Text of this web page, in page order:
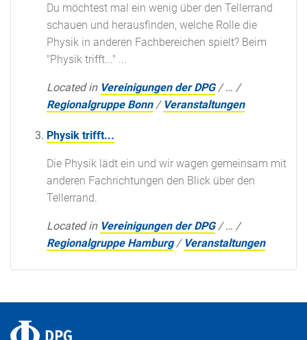
Du möchtest mal ein wenig über den Tellerrand
schauen und herausfinden, welche Rolle die
Physik in anderen Fachbereichen spielt? Beim
"Physik trifft..." ...
Located in Vereinigungen der DPG /… /
Regionalgruppe Bonn / Veranstaltungen
Physik trifft...
Die Physik lädt ein und wir wagen gemeinsam mit
anderen Fachrichtungen den Blick über den
Tellerrand.
Located in Vereinigungen der DPG /… /
Regionalgruppe Hamburg / Veranstaltungen